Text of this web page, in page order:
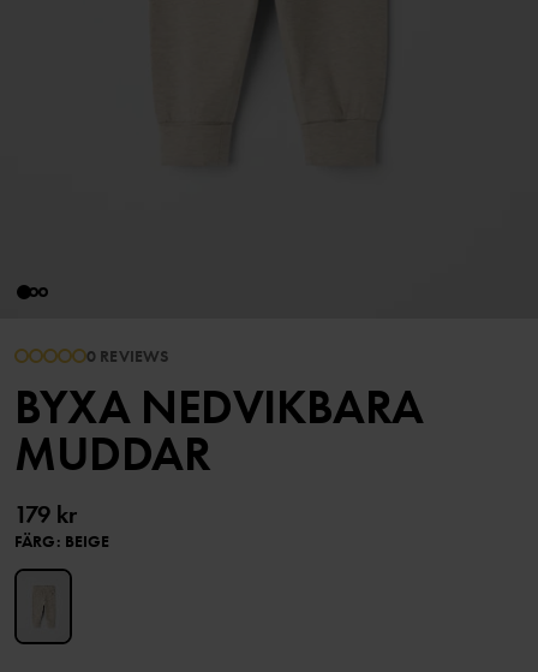
0 REVIEWS
BYXA NEDVIKBARA
MUDDAR
179 kr
FÄRG: BEIGE